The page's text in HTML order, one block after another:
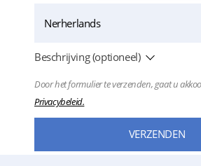
Beschrijving (optioneel)
Door het formulier te verzenden, gaat u
Privacybeleid.